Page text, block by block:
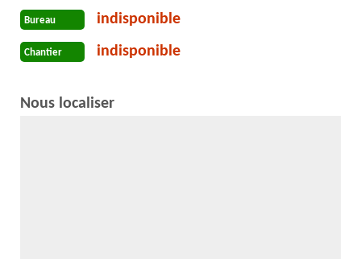
Bureau indisponible
Chantier indisponible
Nous localiser